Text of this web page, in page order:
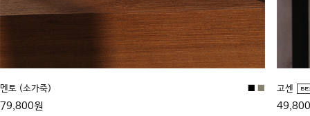
멘토 (소가죽)
79,800원
고센